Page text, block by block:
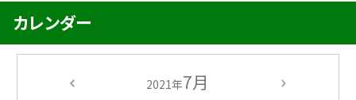
カレンダー
2021年7月